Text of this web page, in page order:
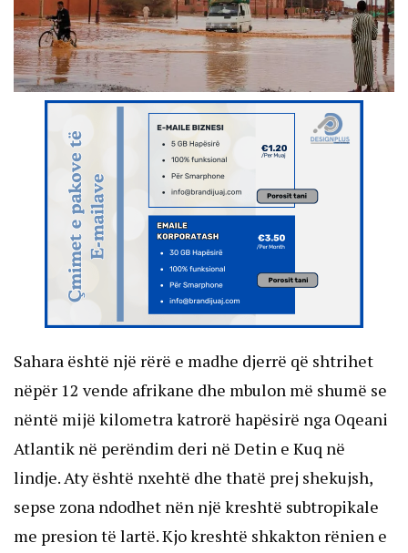
Sahara është një rërë e madhe djerrë që shtrihet
nëpër 12 vende afrikane dhe mbulon më shumë se
nëntë mijë kilometra katrorë hapësirë nga Oqeani
Atlantik në perëndim deri në Detin e Kuq në
lindje. Aty është nxehtë dhe thatë prej shekujsh,
sepse zona ndodhet nën një kreshtë subtropikale
me presion të lartë. Kjo kreshtë shkakton rënien e